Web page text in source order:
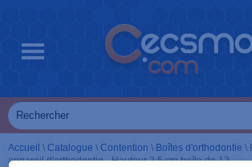
Accueil \ Catalogue \ Contention \ Boîtes d'orthodontie \
appareil d'orthodontie - Hauteur 2,5 cm boîte de 12